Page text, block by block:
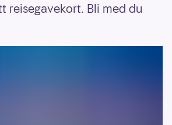
reisegavekort. Bli med du